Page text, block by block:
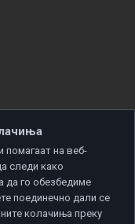
помагаат на веб-
следи како
да го обезбедиме
поединечно дали се
колачиња преку